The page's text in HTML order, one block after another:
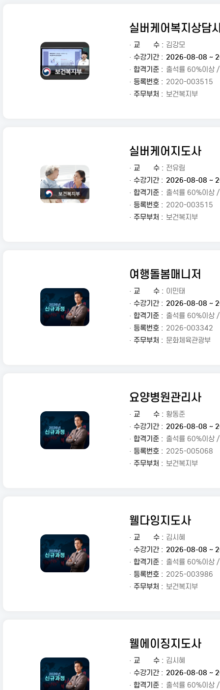
실버케어복지상담
· 교 수 : 김강모
· 수강기간 : 2026-08-08 ~
· 합격기준 : 출석률 60%이상
· 등록번호 : 2020-003515
· 주무부처 : 보건복지부
실버케어지도사
· 교 수 : 전유림
· 수강기간 : 2026-08-08 ~
· 합격기준 : 출석률 60%이상
· 등록번호 : 2020-003515
· 주무부처 : 보건복지부
여행돌봄매니저
· 교 수 : 이민태
· 수강기간 : 2026-08-08 ~
· 합격기준 : 출석률 60%이상
· 등록번호 : 2026-003342
· 주무부처 : 문화체육관광부
요양병원관리사
· 교 수 : 황동준
· 수강기간 : 2026-08-08 ~
· 합격기준 : 출석률 60%이상
· 등록번호 : 2025-005068
· 주무부처 : 보건복지부
웰다잉지도사
· 교 수 : 김시혜
· 수강기간 : 2026-08-08 ~
· 합격기준 : 출석률 60%이상
· 등록번호 : 2025-003986
· 주무부처 : 보건복지부
웰에이징지도사
· 교 수 : 김시혜
· 수강기간 : 2026-08-08 ~
· 합격기준 : 출석률 60%이상